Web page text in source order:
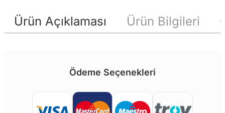
Ürün Açıklaması Ürün Bilgileri
Ödeme Seçenekleri